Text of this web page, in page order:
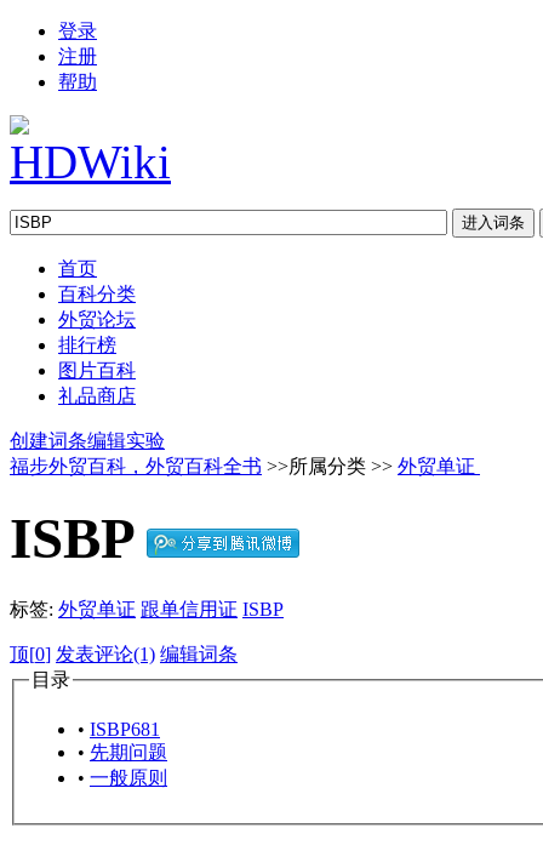
登录
注册
帮助
首页
百科分类
外贸论坛
排行榜
图片百科
礼品商店
创建词条编辑实验
福步外贸百科，外贸百科全书 >>所属分类 >> 外贸单证
ISBP
标签: 外贸单证 跟单信用证 ISBP
顶[0] 发表评论(1) 编辑词条
目录
• ISBP681
• 先期问题
• 一般原则